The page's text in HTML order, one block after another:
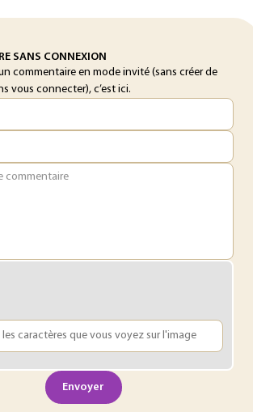
SANS CONNEXION
commentaire en mode invité (sans créer de
vous connecter), c’est ici.
commentaire
Envoyer